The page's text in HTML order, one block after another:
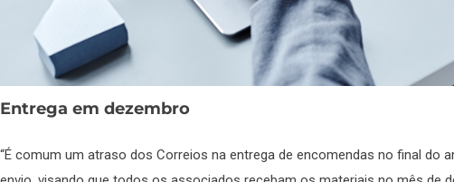
Entrega em dezembro
“É comum um atraso dos Correios na entrega de encomendas no final do